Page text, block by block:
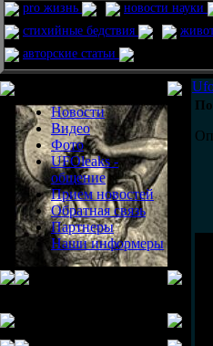
pro жизнь новости науки
стихийные бедствия
авторские статьи
Новости
Видео
Фото
UFOleaks -
общение
Прием новостей
Обратная связь
Партнеры
Наши информеры